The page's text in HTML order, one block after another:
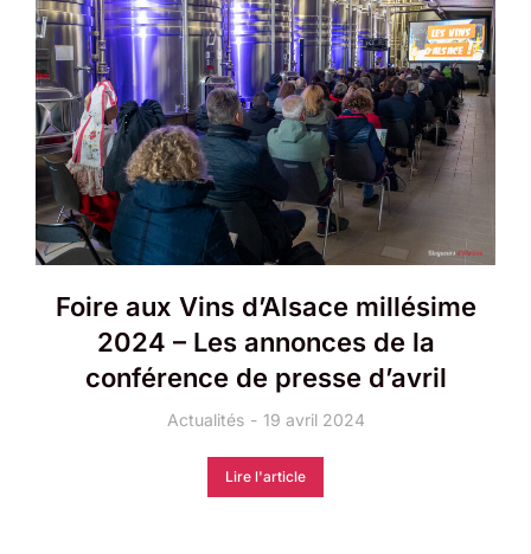
Foire aux Vins d’Alsace millésime
2024 – Les annonces de la
conférence de presse d’avril
Actualités 19 avril 2024
Lire l'article